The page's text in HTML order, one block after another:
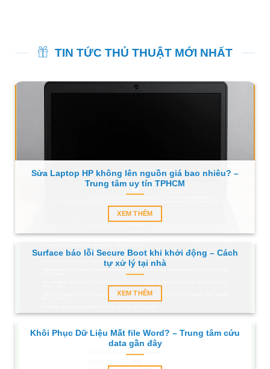
TIN TỨC THỦ THUẬT MỚI NHẤT
Sửa Laptop HP không lên nguồn giá bao nhiêu? –
Trung tâm uy tín TPHCM
XEM THÊM
Surface báo lỗi Secure Boot khi khởi động – Cách
tự xử lý tại nhà
XEM THÊM
Khôi Phục Dữ Liệu Mất file Word? – Trung tâm cứu
data gần đây